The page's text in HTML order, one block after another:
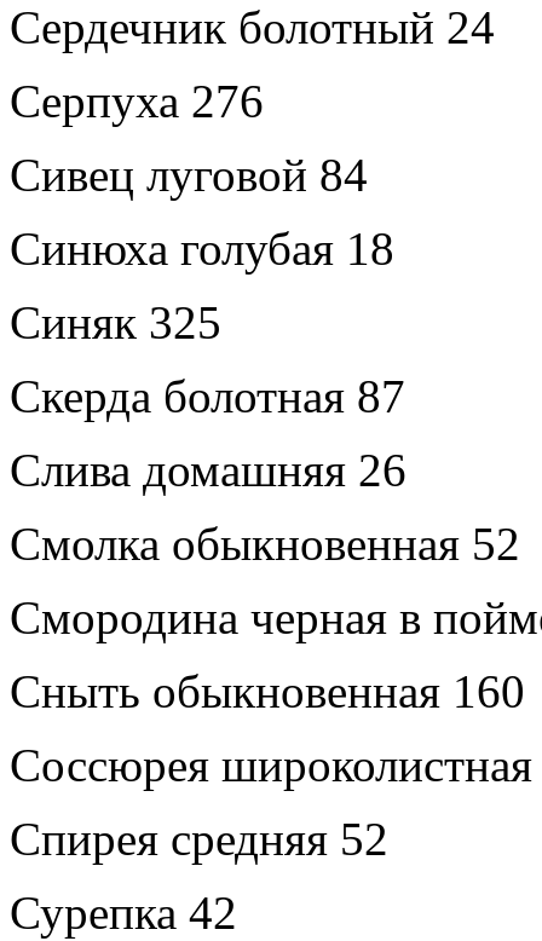
Сердечник болотный 24
Серпуха 276
Сивец луговой 84
Синюха голубая 18
Синяк 325
Скерда болотная 87
Слива домашняя 26
Смолка обыкновенная 52
Смородина черная в
Сныть обыкновенная 160
Соссюрея
Спирея средняя 52
Сурепка 42